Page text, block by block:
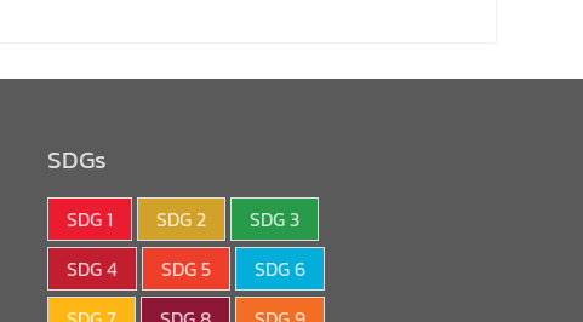
SDGs
SDG 1 SDG 2
SDG 3
SDG 4
SDG 5
SDG 6